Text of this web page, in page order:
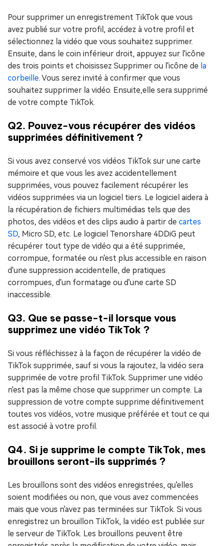
Pour supprimer un enregistrement TikTok que vous
avez publié sur votre profil, accédez à votre profil et
sélectionnez la vidéo que vous souhaitez supprimer.
Ensuite, dans le coin inférieur droit, appuyez sur l'icône
des trois points et choisissez Supprimer ou l'icône de la
corbeille. Vous serez invité à confirmer que vous
souhaitez supprimer la vidéo. Ensuite,elle sera supprimé
de votre compte TikTok.
Q2. Pouvez-vous récupérer des vidéos
supprimées définitivement ?
Si vous avez conservé vos vidéos TikTok sur une carte
mémoire et que vous les avez accidentellement
supprimées, vous pouvez facilement récupérer les
vidéos supprimées via un logiciel tiers. Le logiciel aidera à
la récupération de fichiers multimédias tels que des
photos, des vidéos et des clips audio à partir de cartes
SD, Micro SD, etc. Le logiciel Tenorshare 4DDiG peut
récupérer tout type de vidéo qui a été supprimée,
corrompue, formatée ou n'est plus accessible en raison
d'une suppression accidentelle, de pratiques
corrompues, d'un formatage ou d'une carte SD
inaccessible.
Q3. Que se passe-t-il lorsque vous
supprimez une vidéo TikTok ?
Si vous réfléchissez à la façon de récupérer la vidéo de
TikTok supprimée, sauf si vous la rajoutez, la vidéo sera
supprimée de votre profil TikTok. Supprimer une vidéo
n'est pas la même chose que supprimer un compte. La
suppression de votre compte supprime définitivement
toutes vos vidéos, votre musique préférée et tout ce qui
est associé à votre profil.
Q4. Si je supprime le compte TikTok, mes
brouillons seront-ils supprimés ?
Les brouillons sont des vidéos enregistrées, qu'elles
soient modifiées ou non, que vous avez commencées
mais que vous n'avez pas terminées sur TikTok. Si vous
enregistrez un brouillon TikTok, la vidéo est publiée sur
le serveur de TikTok. Les brouillons peuvent être